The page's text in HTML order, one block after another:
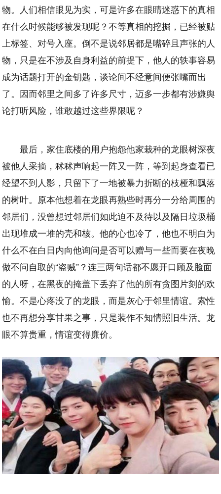
物。人们相信眼见为实，可是许多在眼睛迷惑下的真相
在什么时候能够被发现呢？不等真相的挖掘，已经被贴
上标签、对号入座。倒不是说邻居都是嘴碎且声张的人
物，只是在不涉及自身利益的前提下，他人的轶事容易
成为话题打开的金钥匙，谈论间不经意间便张嘴而出
了。因而邻里之间多了许多尺寸，迈多一步都有涉嫌舆
论打听风险，谁敢越过这些界限呢？
最后，家住底楼的用户抱怨他家栽种的龙眼树深夜
被他人采摘，秫秫声响起一阵又一阵，等到起身查看已
经望不到人影，只留下了一地被暴力折断的枝桠和飘落
的树叶。原本他想着在龙眼再熟些时再分一分给周围的
邻居们，没曾想过邻居们如此迫不及待以及隔日垃圾桶
出现堆成一堆的壳和核。他的心也冷了，他也不明白为
什么不在白日内向他询问是否可以赠与一些而要在夜晚
做不问自取的“盗贼”？连三两句话都不愿开口顾及脸面
的人呀，在黑夜的掩盖下丢弃了他的所有贪图片刻的欢
愉。不是心疼没了的龙眼，而是灰心于邻里情谊。索性
也不再想分享甘果之事，只是装作不知情照旧生活。龙
眼不算贵重，情谊变得廉价。